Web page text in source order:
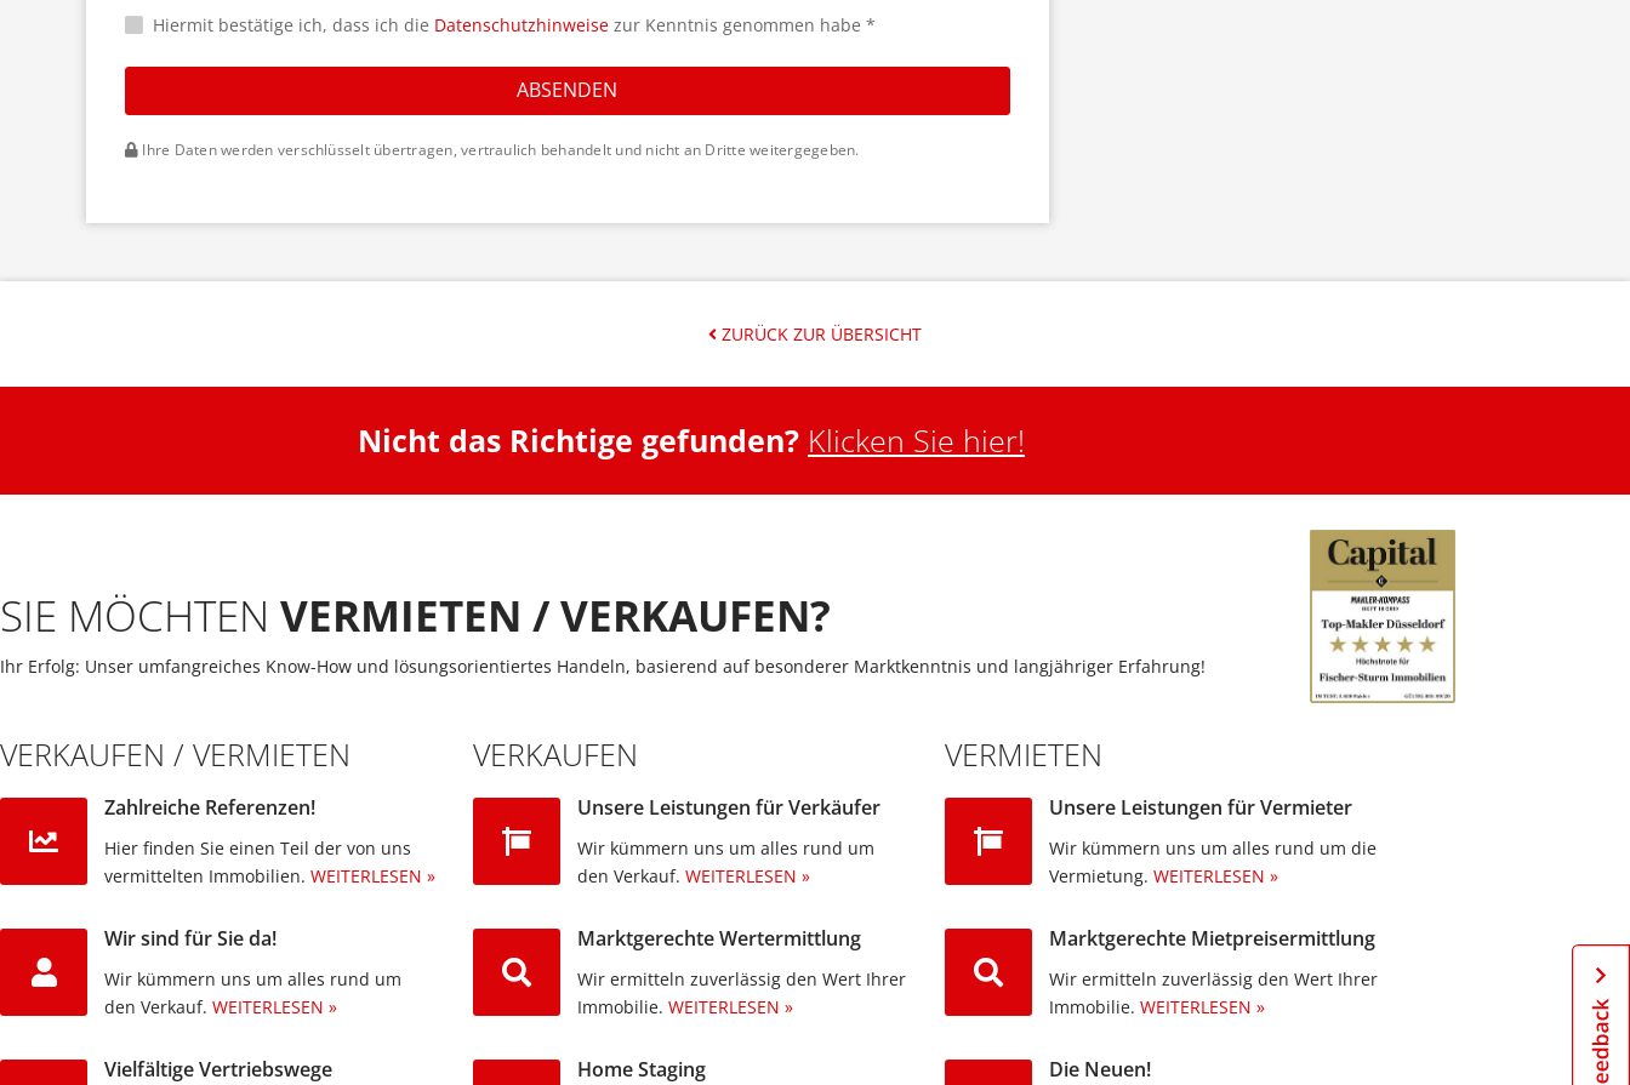
Hiermit bestätige ich, dass ich die Datenschutzhinweise zur Kenntnis genommen habe *
ABSENDEN
Ihre Daten werden verschlüsselt übertragen, vertraulich behandelt und nicht an Dritte weitergegeben.
ZURÜCK ZUR ÜBERSICHT
Nicht das Richtige gefunden? Klicken Sie hier!
SIE MÖCHTEN VERMIETEN / VERKAUFEN?
Ihr Erfolg: Unser umfangreiches Know-How und lösungsorientiertes Handeln, basierend auf besonderer Marktkenntnis und langjähriger Erfahrung!
VERKAUFEN / VERMIETEN
Zahlreiche Referenzen!
Hier finden Sie einen Teil der von uns
vermittelten Immobilien.​WEITERLESEN »
Wir sind für Sie da!
Wir kümmern uns um alles rund um
den Verkauf.WEITERLESEN »
Vielfältige Vertriebswege
VERKAUFEN
Unsere Leistungen für Verkäufer
Wir kümmern uns um alles rund um
den Verkauf. WEITERLESEN »
Marktgerechte Wertermittlung
Wir ermitteln zuverlässig den Wert Ihrer
Immobilie. WEITERLESEN »
Home Staging
VERMIETEN
Unsere Leistungen für Vermieter
Wir kümmern uns um alles rund um die
Vermietung.​ WEITERLESEN »
Marktgerechte Mietpreisermittlung
Wir ermitteln zuverlässig den Wert Ihrer
Immobilie. WEITERLESEN »
Die Neuen!